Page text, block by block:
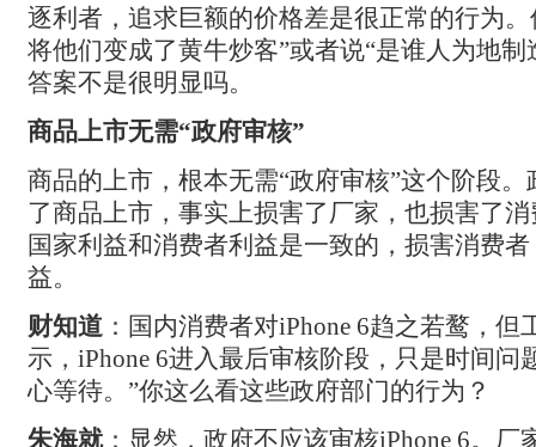
逐利者，追求巨额的价格差是很正常的行为
将他们变成了黄牛炒客”或者说“是谁人为地制
答案不是很明显吗。
商品上市无需“政府审核”
商品的上市，根本无需“政府审核”这个阶段
了商品上市，事实上损害了厂家，也损害了
国家利益和消费者利益是一致的，损害消费
益。
财知道 ： 国内消费者对iPhone 6趋之若鹜，但
示，iPhone 6进入最后审核阶段，只是时间问
心等待。”你这么看这些政府部门的行为？
朱海就： 显然，政府不应该审核iPhone 6。厂